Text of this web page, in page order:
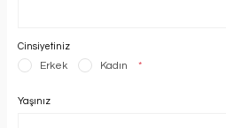
Cinsiyetiniz
Erkek Kadın *
Yaşınız